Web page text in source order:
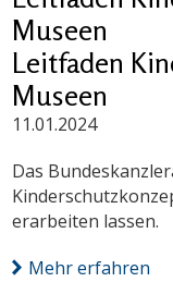
Museen
Leitfaden
Museen
11.01.2024
Das
erarbeiten lassen.
Mehr erfahren